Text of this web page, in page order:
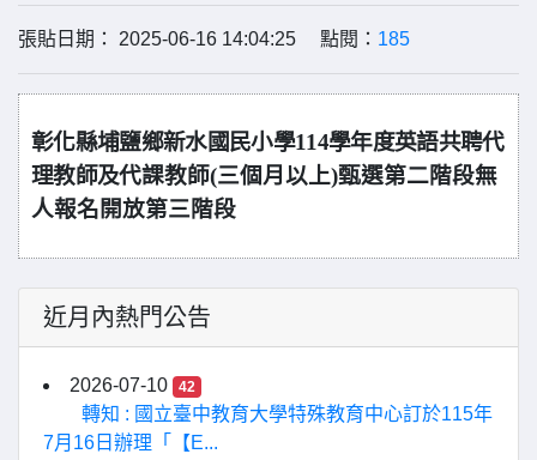
張貼日期： 2025-06-16 14:04:25 點閱： 185
彰化縣埔鹽鄉新水國民小學114學年度英語共聘代
理教師及代課教師(三個月以上)甄選第二階段無
人報名開放第三階段
近月內熱門公告
2026-07-10 42
轉知 : 國立臺中教育大學特殊教育中心訂於115年
7月16日辦理「【E...